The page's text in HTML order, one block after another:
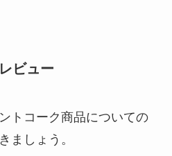
ビュー
トコーク商品についての
ましょう。